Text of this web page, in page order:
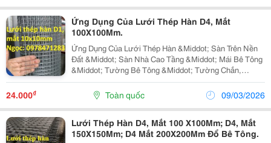
Ứng Dụng Của Lưới Thép Hàn D4, Mắt
100X100Mm.
Ứng Dụng Của Lưới Thép Hàn &Middot; Sàn Trên Nền
Đất &Middot; Sàn Nhà Cao Tầng &Middot; Mái Bê Tông
&Middot; Tường Bê Tông &Middot; Tường Chắn,
Tường Chắn Đất, Vách Cứng, Vách Thang Máy
&Middot; Hồ Bơi, Bể Nước, Hệ Thống Xử Lý Nước
Thải....
24.000₫ Toàn quốc 09/03/2026
Lưới Thép Hàn D4, Mắt 100 X100Mm; D4, Mắt
150X150Mm; D4 Mắt 200X200Mm Đổ Bê Tông.